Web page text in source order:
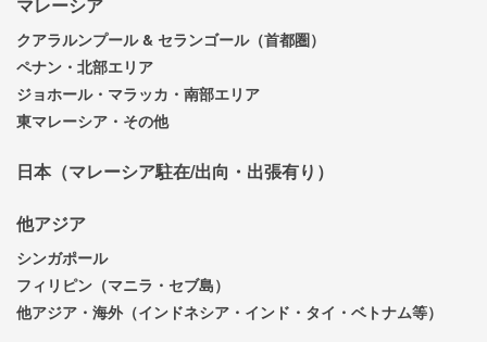
クアラルンプール & セランゴール（首都圏）
ペナン・北部エリア
ジョホール・マラッカ・南部エリア
東マレーシア・その他
日本（マレーシア駐在/出向・出張有り）
他アジア
シンガポール
フィリピン（マニラ・セブ島）
他アジア・海外（インドネシア・インド・タイ・ベトナム等）